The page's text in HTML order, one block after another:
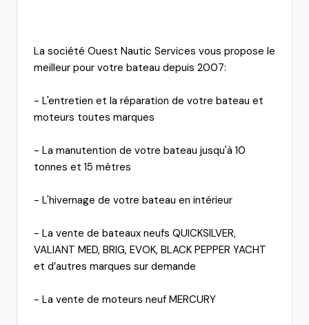
La société Ouest Nautic Services vous propose le
meilleur pour votre bateau depuis 2007:
- L'entretien et la réparation de votre bateau et
moteurs toutes marques
- La manutention de votre bateau jusqu'à 10
tonnes et 15 mètres
- L'hivernage de votre bateau en intérieur
- La vente de bateaux neufs QUICKSILVER,
VALIANT MED, BRIG, EVOK, BLACK PEPPER YACHT
et d’autres marques sur demande
- La vente de moteurs neuf MERCURY